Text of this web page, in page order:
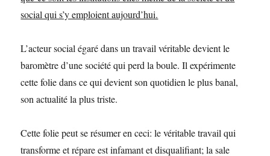
social qui s’y emploient aujourd’hui.
L’acteur social égaré dans un travail véritable devient le
baromètre d’une société qui perd la boule. Il expérimente
cette folie dans ce qui devient son quotidien le plus banal,
son actualité la plus triste.
Cette folie peut se résumer en ceci: le véritable travail qui
transforme et répare est infamant et disqualifiant; la sale